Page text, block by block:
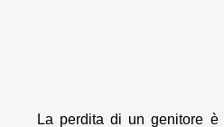
La perdita di un genitore